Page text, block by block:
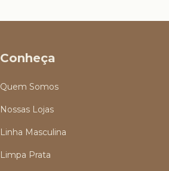
Conheça
Quem Somos
Nossas Lojas
Linha Masculina
Limpa Prata